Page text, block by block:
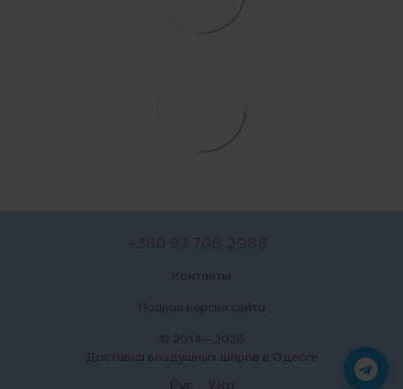
Контакты
Полная версия сайта
© 2014—2026
Доставка воздушных шаров в Одессе
Рус Укр